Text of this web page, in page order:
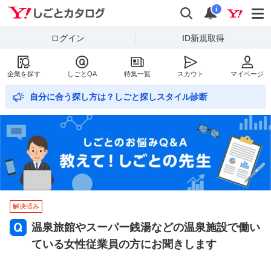
Yahoo!しごとカタログ
検索
通知
i
ログイン ID新規取得
企業を探す しごとQA 特集一覧 スカウト マイページ
自分に合う探し方は？しごと探しスタイル診断
解決済み
温泉旅館やスーパー銭湯などの温泉施設で働い
ている女性従業員の方にお聞きします